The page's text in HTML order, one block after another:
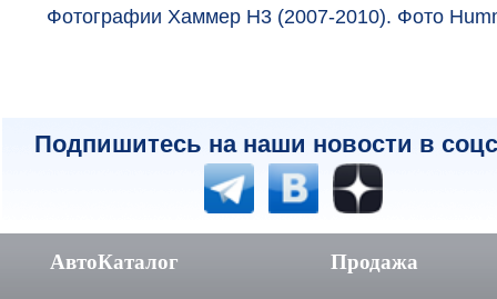
Фотографии Хаммер Н3 (2007-2010). Фото
Подпишитесь на наши новости в
АвтоКаталог Продажа